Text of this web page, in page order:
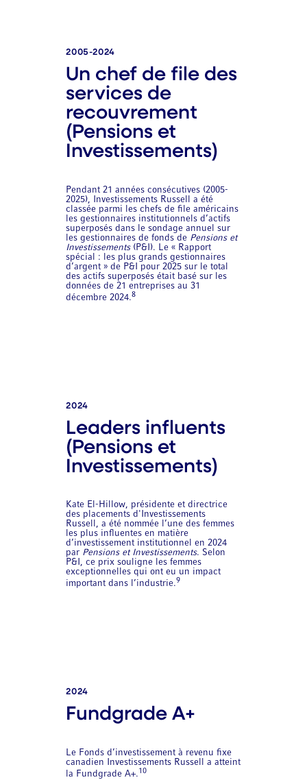
2005-2024
Un chef de file des
services de
recouvrement
(Pensions et
Investissements)
Pendant 21 années consécutives (2005-
2025), Investissements Russell a été
classée parmi les chefs de file américains
les gestionnaires institutionnels d’actifs
superposés dans le sondage annuel sur
les gestionnaires de fonds de Pensions et
Investissements(P&I). Le « Rapport
spécial : les plus grands gestionnaires
d’argent » de P&I pour 2025 sur le total
des actifs superposés était basé sur les
données de 21 entreprises au 31
décembre 2024.8
2024
Leaders influents
(Pensions et
Investissements)
Kate El-Hillow, présidente et directrice
des placements d'Investissements
Russell, a été nommée l’une des femmes
les plus influentes en matière
d’investissement institutionnel en 2024
par Pensions et Investissements. Selon
P&I, ce prix souligne les femmes
exceptionnelles qui ont eu un impact
important dans l’industrie.9
2024
Fundgrade A+
Le Fonds d’investissement à revenu fixe
canadien Investissements Russell a atteint
la Fundgrade A+. 10